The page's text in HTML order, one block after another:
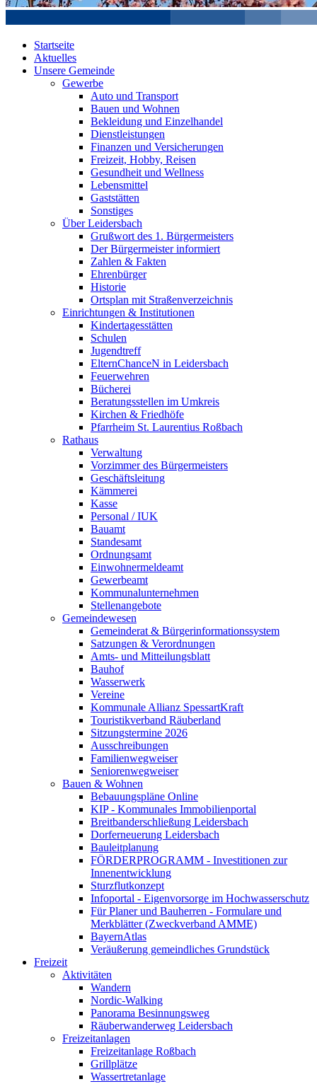
Startseite
Aktuelles
Unsere Gemeinde
Gewerbe
Auto und Transport
Bauen und Wohnen
Bekleidung und Einzelhandel
Dienstleistungen
Finanzen und Versicherungen
Freizeit, Hobby, Reisen
Gesundheit und Wellness
Lebensmittel
Gaststätten
Sonstiges
Über Leidersbach
Grußwort des 1. Bürgermeisters
Der Bürgermeister informiert
Zahlen & Fakten
Ehrenbürger
Historie
Ortsplan mit Straßenverzeichnis
Einrichtungen & Institutionen
Kindertagesstätten
Schulen
Jugendtreff
ElternChanceN in Leidersbach
Feuerwehren
Bücherei
Beratungsstellen im Umkreis
Kirchen & Friedhöfe
Pfarrheim St. Laurentius Roßbach
Rathaus
Verwaltung
Vorzimmer des Bürgermeisters
Geschäftsleitung
Kämmerei
Kasse
Personal / IUK
Bauamt
Standesamt
Ordnungsamt
Einwohnermeldeamt
Gewerbeamt
Kommunalunternehmen
Stellenangebote
Gemeindewesen
Gemeinderat & Bürgerinformationssystem
Satzungen & Verordnungen
Amts- und Mitteilungsblatt
Bauhof
Wasserwerk
Vereine
Kommunale Allianz SpessartKraft
Touristikverband Räuberland
Sitzungstermine 2026
Ausschreibungen
Familienwegweiser
Seniorenwegweiser
Bauen & Wohnen
Bebauungspläne Online
KIP - Kommunales Immobilienportal
Breitbanderschließung Leidersbach
Dorferneuerung Leidersbach
Bauleitplanung
FÖRDERPROGRAMM - Investitionen zur
Innenentwicklung
Sturzflutkonzept
Infoportal - Eigenvorsorge im Hochwasserschutz
Für Planer und Bauherren - Formulare und
Merkblätter (Zweckverband AMME)
BayernAtlas
Veräußerung gemeindliches Grundstück
Freizeit
Aktivitäten
Wandern
Nordic-Walking
Panorama Besinnungsweg
Räuberwanderweg Leidersbach
Freizeitanlagen
Freizeitanlage Roßbach
Grillplätze
Wassertretanlage